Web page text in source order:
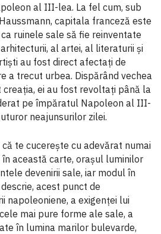
al III-lea. La fel cum, sub
capitala franceză este
ruinele sale să fie reinventate
al artei, al literaturii și
au fost direct afectați de
a trecut urbea. Dispărând vechea
ei au fost revoltați până la
pe împăratul Napoleon al III-
neajunsurilor zilei.
te cucerește cu adevărat numai
această carte, orașul luminilor
devenirii sale, iar modul în
acest punct de
napoleoniene, a exigenței lui
mai pure forme ale sale, a
în lumina marilor bulevarde,